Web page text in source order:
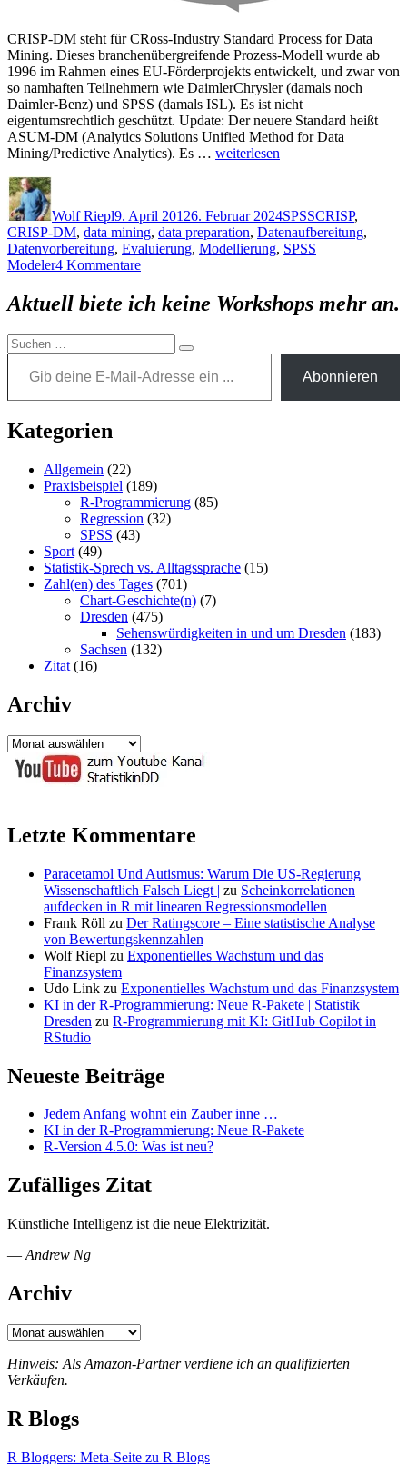
CRISP-DM steht für CRoss-Industry Standard Process for Data
Mining. Dieses branchenübergreifende Prozess-Modell wurde ab
1996 im Rahmen eines EU-Förderprojekts entwickelt, und zwar von
so namhaften Teilnehmern wie DaimlerChrysler (damals noch
Daimler-Benz) und SPSS (damals ISL). Es ist nicht
eigentumsrechtlich geschützt. Update: Der neuere Standard heißt
ASUM-DM (Analytics Solutions Unified Method for Data
Mining/Predictive Analytics). Es … „CRISP-
Prozess-
Modell
für
weiterlesen
Wolf Riepl9. April 20126. Februar 2024SPSSCRISP,
CRISP-DM, data mining, data preparation, Datenaufbereitung,
Datenvorbereitung, Evaluierung, Modellierung, SPSS
Modeler4 Kommentarezu
DM:
Ein
Prozess-
für
Aktuell biete ich keine Workshops mehr an.
Suchen
nach:
Suchen
Gib deine E-Mail-Adresse ein ...
Abonnieren
Kategorien
Allgemein (22)
Praxisbeispiel (189)
R-Programmierung (85)
Regression (32)
SPSS (43)
Sport (49)
Statistik-Sprech vs. Alltagssprache (15)
Zahl(en) des Tages (701)
Chart-Geschichte(n) (7)
Dresden (475)
Sehenswürdigkeiten in und um Dresden (183)
Sachsen (132)
Zitat (16)
Archiv
Archiv
Letzte Kommentare
Paracetamol Und Autismus: Warum Die US-Regierung
Wissenschaftlich Falsch Liegt | zu Scheinkorrelationen
aufdecken in R mit linearen Regressionsmodellen
Frank Röll zu Der Ratingscore – Eine statistische Analyse
von Bewertungskennzahlen
Wolf Riepl zu Exponentielles Wachstum und das
Finanzsystem
Udo Link zu Exponentielles Wachstum und das Finanzsystem
KI in der R-Programmierung: Neue R-Pakete | Statistik
Dresden zu R-Programmierung mit KI: GitHub Copilot in
RStudio
Neueste Beiträge
Jedem Anfang wohnt ein Zauber inne …
KI in der R-Programmierung: Neue R-Pakete
R-Version 4.5.0: Was ist neu?
Zufälliges Zitat
Künstliche Intelligenz ist die neue Elektrizität.
— Andrew Ng
Archiv
Archiv
Hinweis: Als Amazon-Partner verdiene ich an qualifizierten
Verkäufen.
R Blogs
R Bloggers: Meta-Seite zu R Blogs